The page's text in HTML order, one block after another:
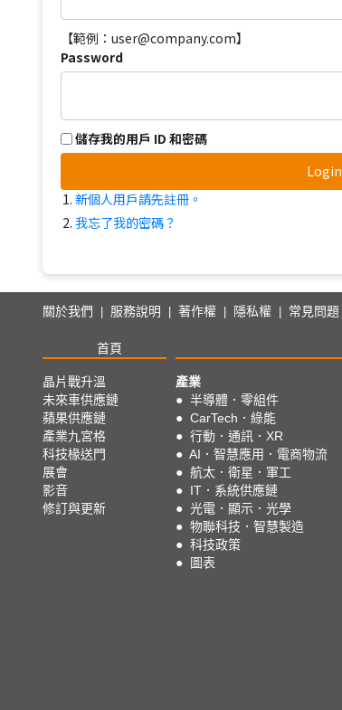
【範例：user@company.com】
Password
儲存我的用戶 ID 和密碼
Login
新個人用戶請先註冊。
我忘了我的密碼？
關於我們 服務說明 著作權 隱私權 常見問題
首頁
晶片戰升溫
未來車供應鏈
蘋果供應鏈
產業九宮格
科技椽送門
展會
影音
修訂與更新
產業
● 半導體．零組件
● CarTech．綠能
● 行動．通訊．XR
● AI．智慧應用．電商物流
● 航太．衛星．軍工
● IT．系統供應鏈
● 光電．顯示．光學
● 物聯科技．智慧製造
● 科技政策
●
圖表